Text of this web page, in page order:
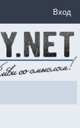
Вход